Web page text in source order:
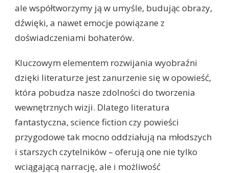
ale współtworzymy ją w umyśle, budując obrazy,
dźwięki, a nawet emocje powiązane z
doświadczeniami bohaterów.
Kluczowym elementem rozwijania wyobraźni
dzięki literaturze jest zanurzenie się w opowieść,
która pobudza nasze zdolności do tworzenia
wewnętrznych wizji. Dlatego literatura
fantastyczna, science fiction czy powieści
przygodowe tak mocno oddziałują na młodszych
i starszych czytelników – oferują one nie tylko
wciągającą narrację, ale i możliwość